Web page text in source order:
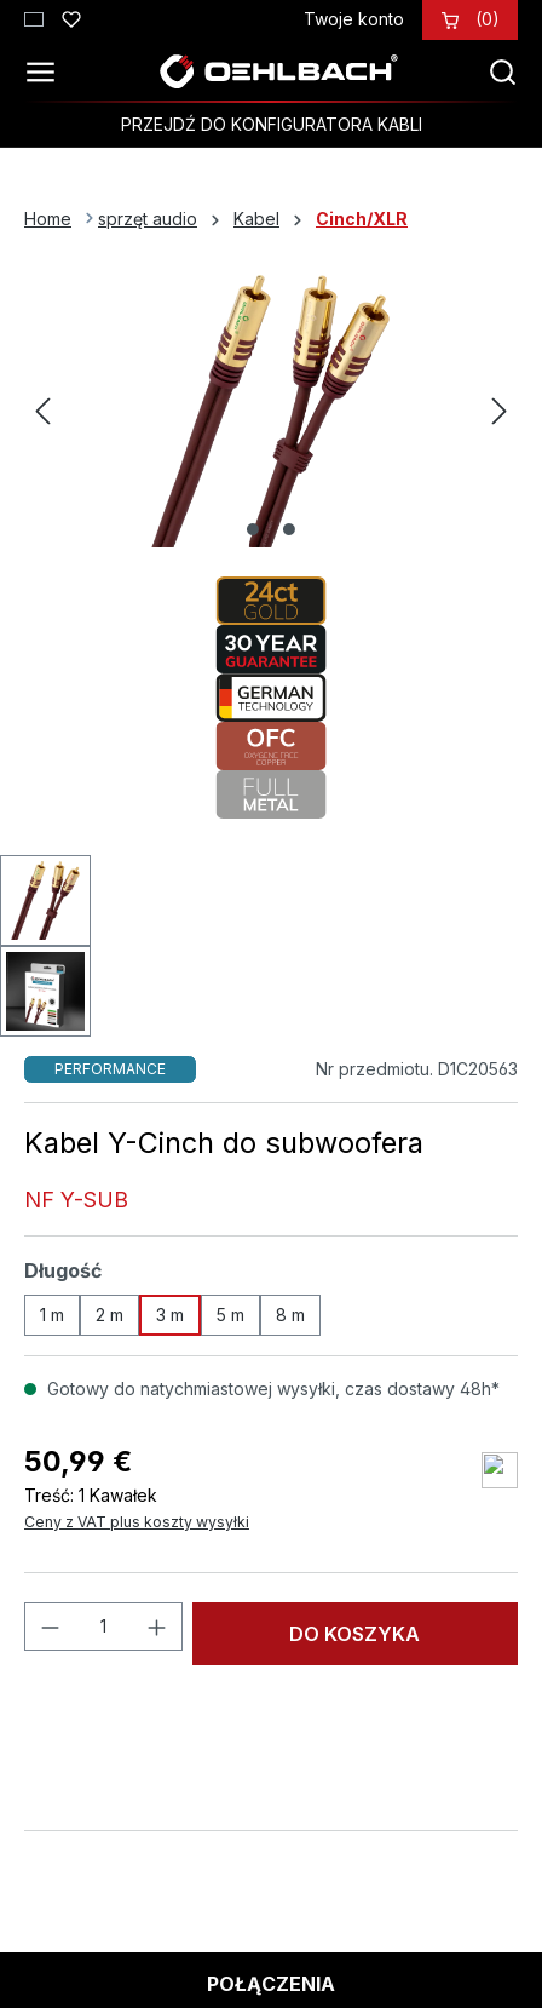
Przejdź do głównej zawartości Twoje konto (0)
PRZEJDŹ DO KONFIGURATORA KABLI
Home sprzęt audio Kabel Cinch/XLR
PERFORMANCE Nr przedmiotu. D1C20563
Kabel Y-Cinch do subwoofera
NF Y-SUB
Wybierz
Długość
1 m 2 m 3 m 5 m 8 m
Gotowy do natychmiastowej wysyłki, czas dostawy 48h*
50,99 €
Treść: 1 Kawałek
Ceny z VAT plus koszty wysyłki
Ilość produktu: Wprowadź żądaną
DO KOSZYKA
POŁĄCZENIA